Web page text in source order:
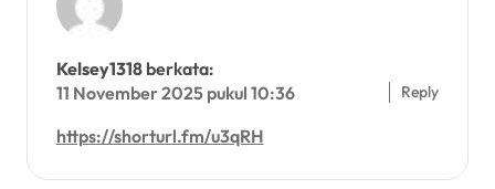
Kelsey1318 berkata:
11 November 2025 pukul 10:36
https://shorturl.fm/u3qRH
Reply